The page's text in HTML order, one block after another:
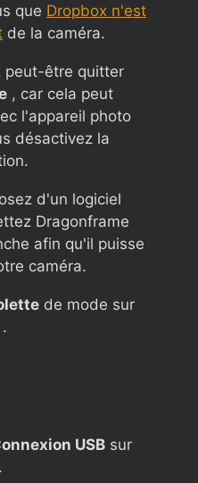
que Dropbox n'est
de la caméra.
peut-être quitter
, car cela peut
l'appareil photo
désactivez la
d'un logiciel
Dragonframe
afin qu'il puisse
caméra.
de mode sur
.
USB sur
.